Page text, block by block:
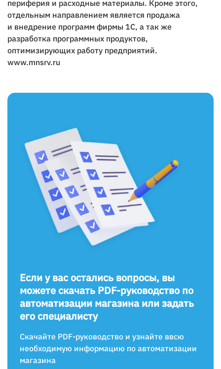
периферия и расходные материалы. Кроме этого,
отдельным направлением является продажа
и внедрение программ фирмы 1С, а так же
разработка программных продуктов,
оптимизирующих работу предприятий.
www.mnsrv.ru
Если у вас остались вопросы, вы
можете скачать PDF-руководство по
автоматизации магазина или задать
его специалисту
Скачайте PDF-руководство и узнайте ввсю
необходимую информацию по автоматизации
магазина